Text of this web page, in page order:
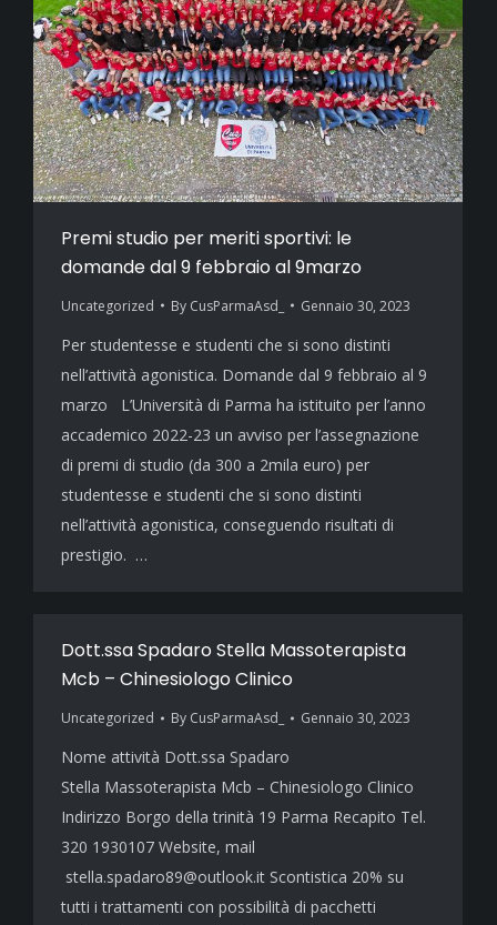
Premi studio per meriti sportivi: le
domande dal 9 febbraio al 9marzo
Uncategorized By CusParmaAsd_ Gennaio 30, 2023
Per studentesse e studenti che si sono distinti
nell’attività agonistica. Domande dal 9 febbraio al 9
marzo L’Università di Parma ha istituito per l’anno
accademico 2022-23 un avviso per l’assegnazione
di premi di studio (da 300 a 2mila euro) per
studentesse e studenti che si sono distinti
nell’attività agonistica, conseguendo risultati di
prestigio. …
Dott.ssa Spadaro Stella Massoterapista
Mcb – Chinesiologo Clinico
Uncategorized By CusParmaAsd_ Gennaio 30, 2023
Nome attività Dott.ssa Spadaro
Stella Massoterapista Mcb – Chinesiologo Clinico
Indirizzo Borgo della trinità 19 Parma Recapito Tel.
320 1930107 Website, mail
stella.spadaro89@outlook.it Scontistica 20% su
tutti i trattamenti con possibilità di pacchetti